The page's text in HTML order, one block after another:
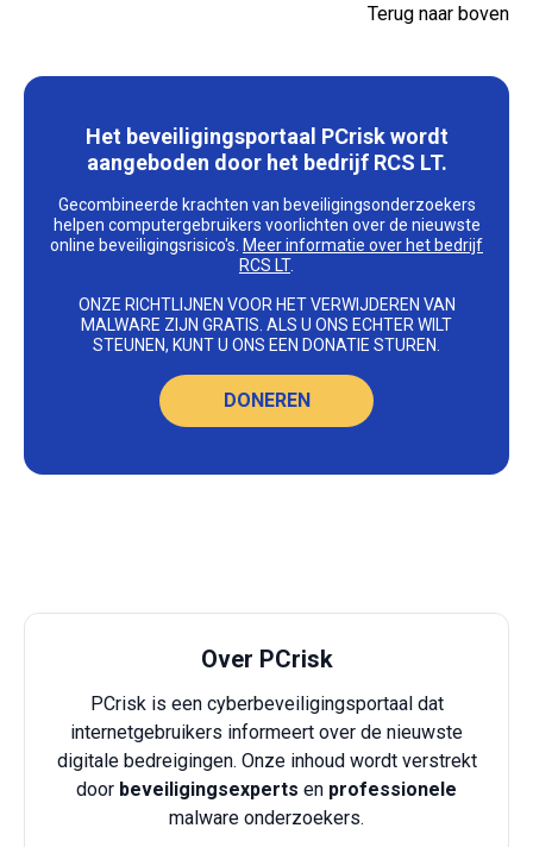
Terug naar boven
Het beveiligingsportaal PCrisk wordt
aangeboden door het bedrijf RCS LT.
Gecombineerde krachten van beveiligingsonderzoekers
helpen computergebruikers voorlichten over de nieuwste
online beveiligingsrisico's. Meer informatie over het bedrijf
RCS LT.
ONZE RICHTLIJNEN VOOR HET VERWIJDEREN VAN
MALWARE ZIJN GRATIS. ALS U ONS ECHTER WILT
STEUNEN, KUNT U ONS EEN DONATIE STUREN.
DONEREN
Over PCrisk
PCrisk is een cyberbeveiligingsportaal dat
internetgebruikers informeert over de nieuwste
digitale bedreigingen. Onze inhoud wordt verstrekt
door beveiligingsexperts en professionele
malware onderzoekers.